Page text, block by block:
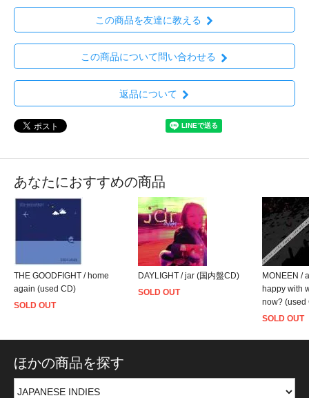
この商品を友達に教える
この商品について問い合わせる
返品について
あなたにおすすめの商品
THE GOODFIGHT / home
again (used CD)
SOLD OUT
DAYLIGHT / jar (国内盤CD)
SOLD OUT
MONEEN /
happy with
now? (used
SOLD OUT
ほかの商品を探す